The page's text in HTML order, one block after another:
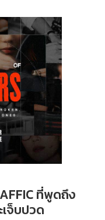
ที่พูดถึง
จ็บปวด